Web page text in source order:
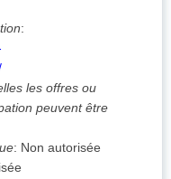
:
les offres ou
peuvent être
: Non autorisée